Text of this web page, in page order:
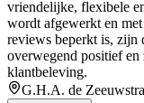
vriendelijke, flexibele
wordt afgewerkt en
reviews beperkt is, zijn
overwegend positief
klantbeleving.
G.H.A. de